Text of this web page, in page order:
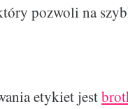
pozwoli na
etykiet jest